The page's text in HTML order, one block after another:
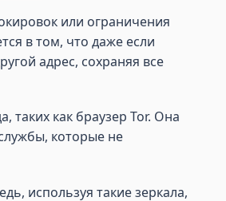
или ограничения
в том, что даже если
адрес, сохраняя все
таких как браузер Tor. Она
которые не
используя такие зеркала,